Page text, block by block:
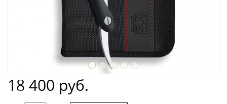
18 400 руб.